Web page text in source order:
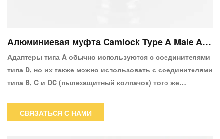
Алюминиевая муфта Camlock Type A Male Ada
pter X Female
Адаптеры типа A обычно используются с соединителями
типа D, но их также можно использовать с соединителями
типа B, C и DC (пылезащитный колпачок) того же
резьбой и нажмите на кулачковые рычаги вниз с
СВЯЗАТЬСЯ С НАМИ